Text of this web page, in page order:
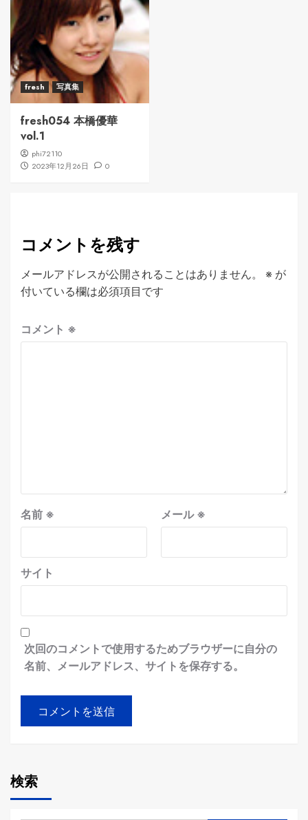
fresh 写真集
fresh054 本橋優華
vol.1
phi72110
2023年12月26日
0
コメントを残す
メールアドレスが公開されることはありません。 ※ が
付いている欄は必須項目です
コメント ※
名前 ※ メール※
サイト
次回のコメントで使用するためブラウザーに自分の
名前、メールアドレス、サイトを保存する。
検索